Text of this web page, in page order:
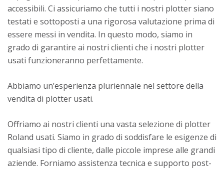
accessibili. Ci assicuriamo che tutti i nostri plotter siano
testati e sottoposti a una rigorosa valutazione prima di
essere messi in vendita. In questo modo, siamo in
grado di garantire ai nostri clienti che i nostri plotter
usati funzioneranno perfettamente.
Abbiamo un’esperienza pluriennale nel settore della
vendita di plotter usati.
Offriamo ai nostri clienti una vasta selezione di plotter
Roland usati. Siamo in grado di soddisfare le esigenze di
qualsiasi tipo di cliente, dalle piccole imprese alle grandi
aziende. Forniamo assistenza tecnica e supporto post-